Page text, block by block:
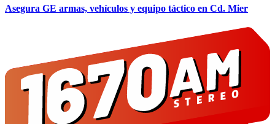
Asegura GE armas, vehículos y equipo táctico en Cd. Mier